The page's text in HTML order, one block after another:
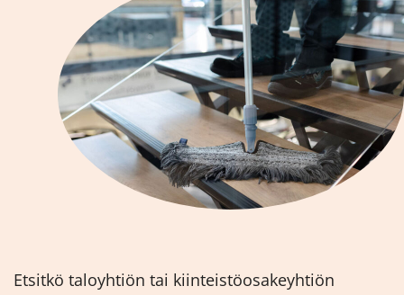
Etsitkö taloyhtiön tai kiinteistöosakeyhtiön